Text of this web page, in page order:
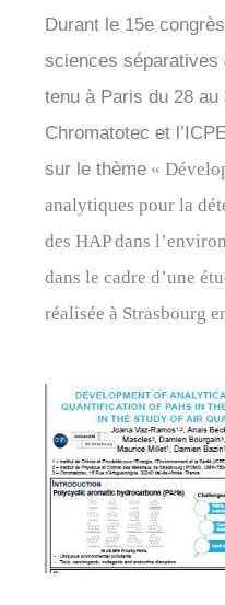
Durant le 15e
sciences séparatives
tenu à Paris du 28 au
Chromatotec et
sur le thème«
analytiques pour la
des HAP dans
dans le cadre d’une
réalisée à Strasbourg